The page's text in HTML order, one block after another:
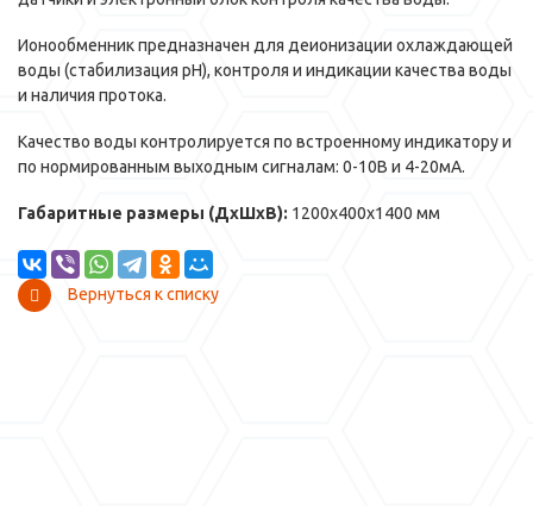
Ионообменник предназначен для деионизации охлаждающей
воды (стабилизация pH), контроля и индикации качества воды
и наличия протока.
Качество воды контролируется по встроенному индикатору и
по нормированным выходным сигналам: 0-10В и 4-20мА.
Габаритные размеры (ДxШxВ): 1200x400x1400 мм
Вернуться к списку